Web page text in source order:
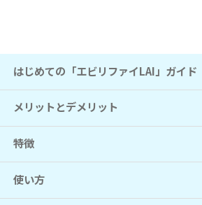
はじめての「エビリファイLAI」ガイド
メリットとデメリット
特徴
使い方